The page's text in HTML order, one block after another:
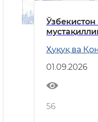
Ҳуқуқ ва
01.09.2026
56